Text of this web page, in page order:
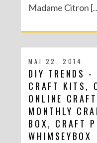
Madame Citron
MAI 22, 2014
DIY TRENDS
CRAFT KITS,
ONLINE
MONTHLY
BOX, CRAFT
WHIMSEYBOX